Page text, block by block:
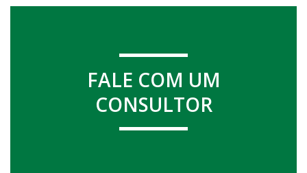
FALE COM UM
CONSULTOR